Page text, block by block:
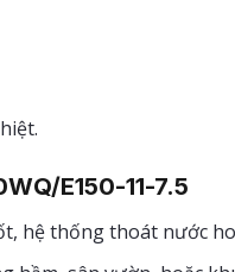
E150-11-7.5
hệ thống thoát nước